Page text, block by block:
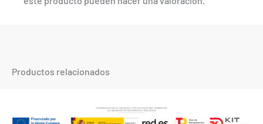
Productos relacionados